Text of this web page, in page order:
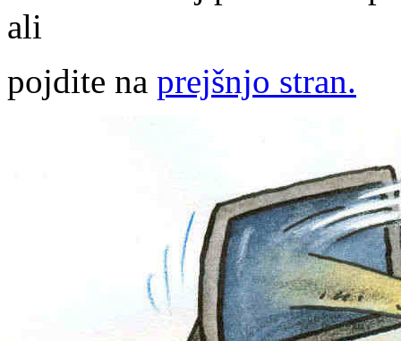
ali
pojdite na prejšnjo stran.